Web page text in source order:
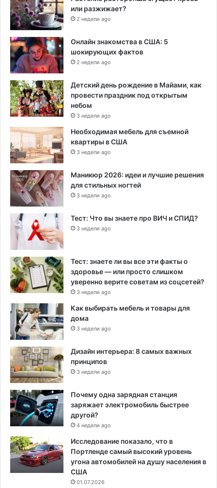
или разжижает?
2 недели ago
Онлайн знакомства в США: 5
шокирующих фактов
2 недели ago
Детский день рождение в Майами, как
провести праздник под открытым
небом
3 недели ago
Необходимая мебель для съемной
квартиры в США
3 недели ago
Маникюр 2026: идеи и лучшие решения
для стильных ногтей
3 недели ago
Тест: Что вы знаете про ВИЧ и СПИД?
3 недели ago
Тест: знаете ли вы все эти факты о
здоровье — или просто слишком
уверенно верите советам из соцсетей?
3 недели ago
Как выбирать мебель и товары для
дома
3 недели ago
Дизайн интерьера: 8 самых важных
принципов
3 недели ago
Почему одна зарядная станция
заряжает электромобиль быстрее
другой?
4 недели ago
Исследование показало, что в
Портленде самый высокий уровень
угона автомобилей на душу населения в
США
01.07.2026